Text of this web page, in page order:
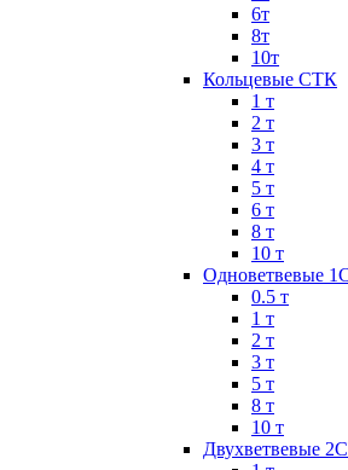
6т
8т
10т
Кольцевые СТК
1 т
2 т
3 т
4 т
5 т
6 т
8 т
10 т
Одноветвевые
0.5 т
1 т
2 т
3 т
5 т
8 т
10 т
Двухветвевые